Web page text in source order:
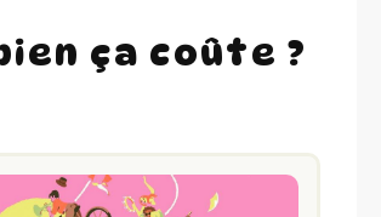
ça coûte ?